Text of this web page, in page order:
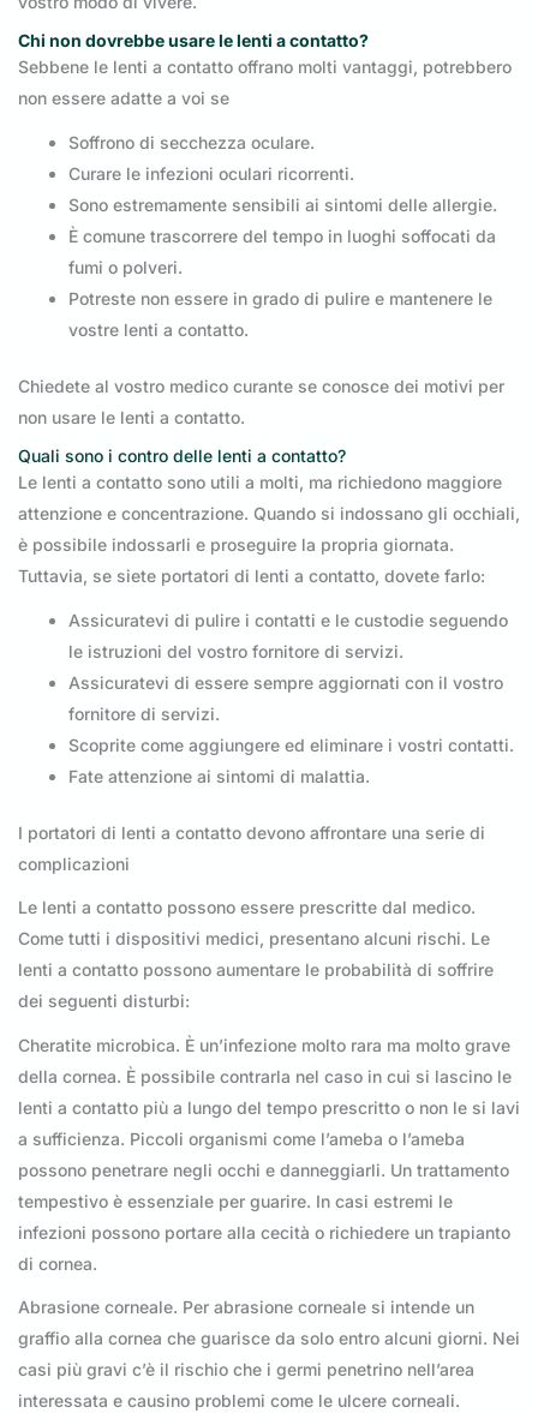
Chi non dovrebbe usare le lenti a contatto?
Sebbene le lenti a contatto offrano molti vantaggi, potrebbero
non essere adatte a voi se
Soffrono di secchezza oculare.
Curare le infezioni oculari ricorrenti.
Sono estremamente sensibili ai sintomi delle allergie.
È comune trascorrere del tempo in luoghi soffocati da
fumi o polveri.
Potreste non essere in grado di pulire e mantenere le
vostre lenti a contatto.
Chiedete al vostro medico curante se conosce dei motivi per
non usare le lenti a contatto.
Quali sono i contro delle lenti a contatto?
Le lenti a contatto sono utili a molti, ma richiedono maggiore
attenzione e concentrazione. Quando si indossano gli occhiali,
è possibile indossarli e proseguire la propria giornata.
Tuttavia, se siete portatori di lenti a contatto, dovete farlo:
Assicuratevi di pulire i contatti e le custodie seguendo
le istruzioni del vostro fornitore di servizi.
Assicuratevi di essere sempre aggiornati con il vostro
fornitore di servizi.
Scoprite come aggiungere ed eliminare i vostri contatti.
Fate attenzione ai sintomi di malattia.
I portatori di lenti a contatto devono affrontare una serie di
complicazioni
Le lenti a contatto possono essere prescritte dal medico.
Come tutti i dispositivi medici, presentano alcuni rischi. Le
lenti a contatto possono aumentare le probabilità di soffrire
dei seguenti disturbi:
Cheratite microbica. È un’infezione molto rara ma molto grave
della cornea. È possibile contrarla nel caso in cui si lascino le
lenti a contatto più a lungo del tempo prescritto o non le si lavi
a sufficienza. Piccoli organismi come l’ameba o l’ameba
possono penetrare negli occhi e danneggiarli. Un trattamento
tempestivo è essenziale per guarire. In casi estremi le
infezioni possono portare alla cecità o richiedere un trapianto
di cornea.
Abrasione corneale. Per abrasione corneale si intende un
graffio alla cornea che guarisce da solo entro alcuni giorni. Nei
casi più gravi c’è il rischio che i germi penetrino nell’area
interessata e causino problemi come le ulcere corneali.